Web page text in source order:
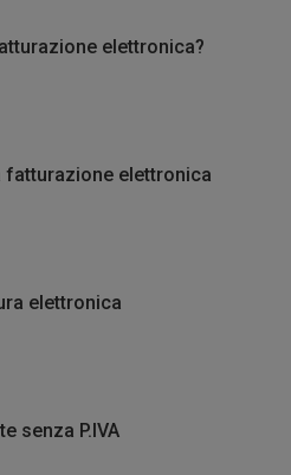
elettronica?
fatturazione elettronica
elettronica
senza P.IVA